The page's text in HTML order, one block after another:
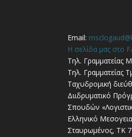
Email:
Η σελίδα μας στο
Τηλ. Γραμματείας
Τηλ. Γραμματείας
Ταχυδρομική
Διιδρυματικό
Σπουδών
Ελληνικό
Σταυρωμένος, ΤΚ